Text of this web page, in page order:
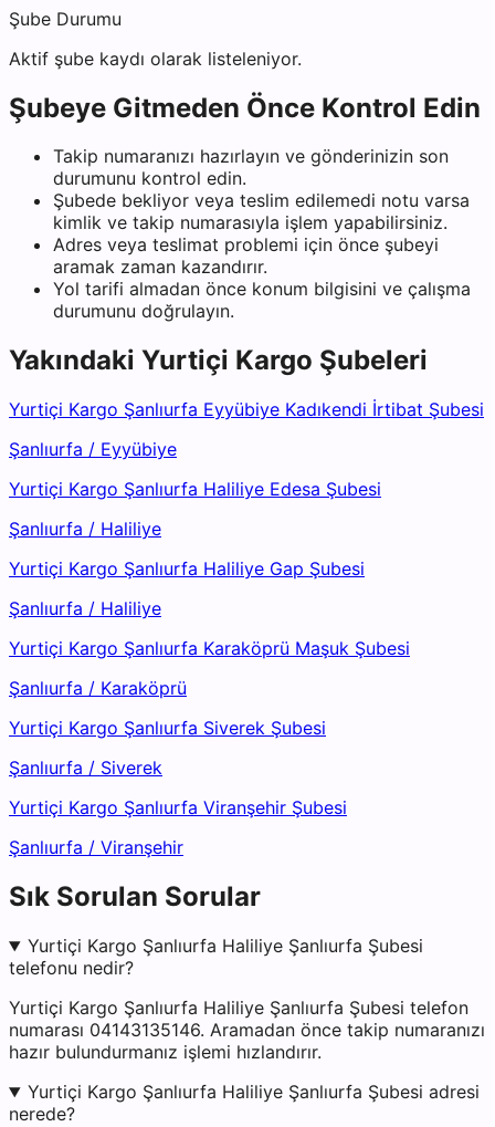
Şube Durumu
Aktif şube kaydı olarak listeleniyor.
Şubeye Gitmeden Önce Kontrol Edin
Takip numaranızı hazırlayın ve gönderinizin son
durumunu kontrol edin.
Şubede bekliyor veya teslim edilemedi notu varsa
kimlik ve takip numarasıyla işlem yapabilirsiniz.
Adres veya teslimat problemi için önce şubeyi
aramak zaman kazandırır.
Yol tarifi almadan önce konum bilgisini ve çalışma
durumunu doğrulayın.
Yakındaki Yurtiçi Kargo Şubeleri
Yurtiçi Kargo Şanlıurfa Eyyübiye Kadıkendi İrtibat Şubesi
Şanlıurfa / Eyyübiye
Yurtiçi Kargo Şanlıurfa Haliliye Edesa Şubesi
Şanlıurfa / Haliliye
Yurtiçi Kargo Şanlıurfa Haliliye Gap Şubesi
Şanlıurfa / Haliliye
Yurtiçi Kargo Şanlıurfa Karaköprü Maşuk Şubesi
Şanlıurfa / Karaköprü
Yurtiçi Kargo Şanlıurfa Siverek Şubesi
Şanlıurfa / Siverek
Yurtiçi Kargo Şanlıurfa Viranşehir Şubesi
Şanlıurfa / Viranşehir
Sık Sorulan Sorular
Yurtiçi Kargo Şanlıurfa Haliliye Şanlıurfa Şubesi
telefonu nedir?
Yurtiçi Kargo Şanlıurfa Haliliye Şanlıurfa Şubesi telefon
numarası 04143135146. Aramadan önce takip numaranızı
hazır bulundurmanız işlemi hızlandırır.
Yurtiçi Kargo Şanlıurfa Haliliye Şanlıurfa Şubesi adresi
nerede?